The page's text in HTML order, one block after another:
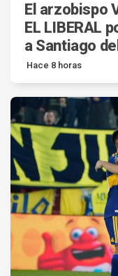
El arzobispo
EL LIBERAL
a Santiago
Hace 8 horas